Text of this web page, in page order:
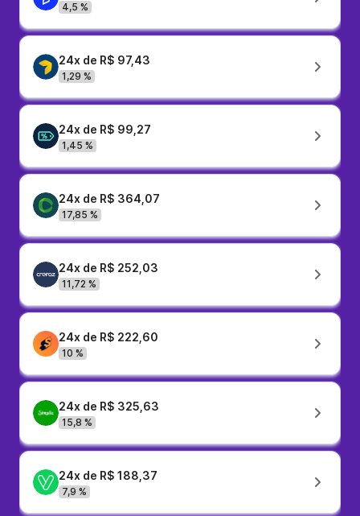
4,5 %
24x de R$ 97,43
1,29 %
24x de R$ 99,27
1,45 %
24x de R$ 364,07
17,85 %
24x de R$ 252,03
11,72 %
24x de R$ 222,60
10 %
24x de R$ 325,63
15,8 %
24x de R$ 188,37
7,9 %